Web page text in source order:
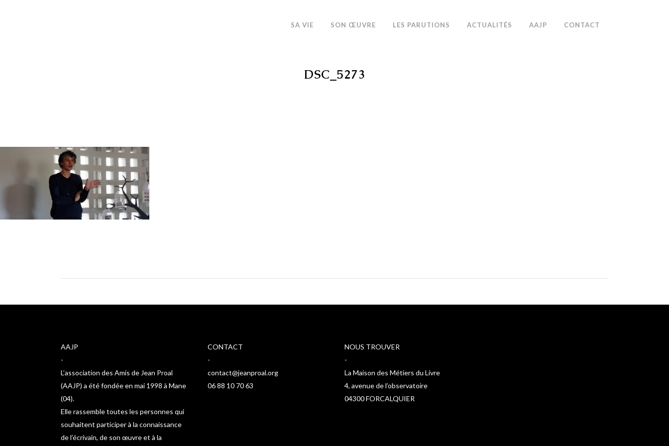
SA VIE SON ŒUVRE LES PARUTIONS ACTUALITÉS AAJP CONTACT
DSC_5273
AAJP
-
L’association des Amis de Jean Proal
(AAJP) a été fondée en mai 1998 à Mane
(04).
Elle rassemble toutes les personnes qui
souhaitent participer à la connaissance
de l’écrivain, de son œuvre et à la
CONTACT
-
contact@jeanproal.org
06 88 10 70 63
NOUS TROUVER
-
La Maison des Métiers du Livre
4, avenue de l’observatoire
04300 FORCALQUIER